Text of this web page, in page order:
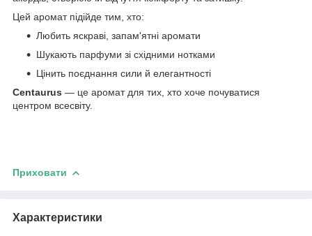
Цей аромат підійде тим, хто:
Любить яскраві, запам'ятні аромати
Шукають парфуми зі східними нотками
Цінить поєднання сили й елегантності
Centaurus — це аромат для тих, хто хоче почуватися
центром всесвіту.
Приховати
Характеристики